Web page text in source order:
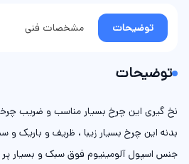
توضیحات مشخصات فنی
توضیحات
نخ گیری این چرخ بسیار مناسب و ضریب چرخش دسته 1 :
بدنه این چرخ بسیار زیبا ، ظریف و باریک
جنس اسپول آلومینیوم فوق سبک و بسیار